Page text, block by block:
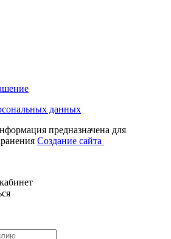
данных
предназначена для
Создание сайта